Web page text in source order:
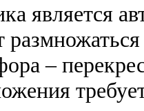
является
–